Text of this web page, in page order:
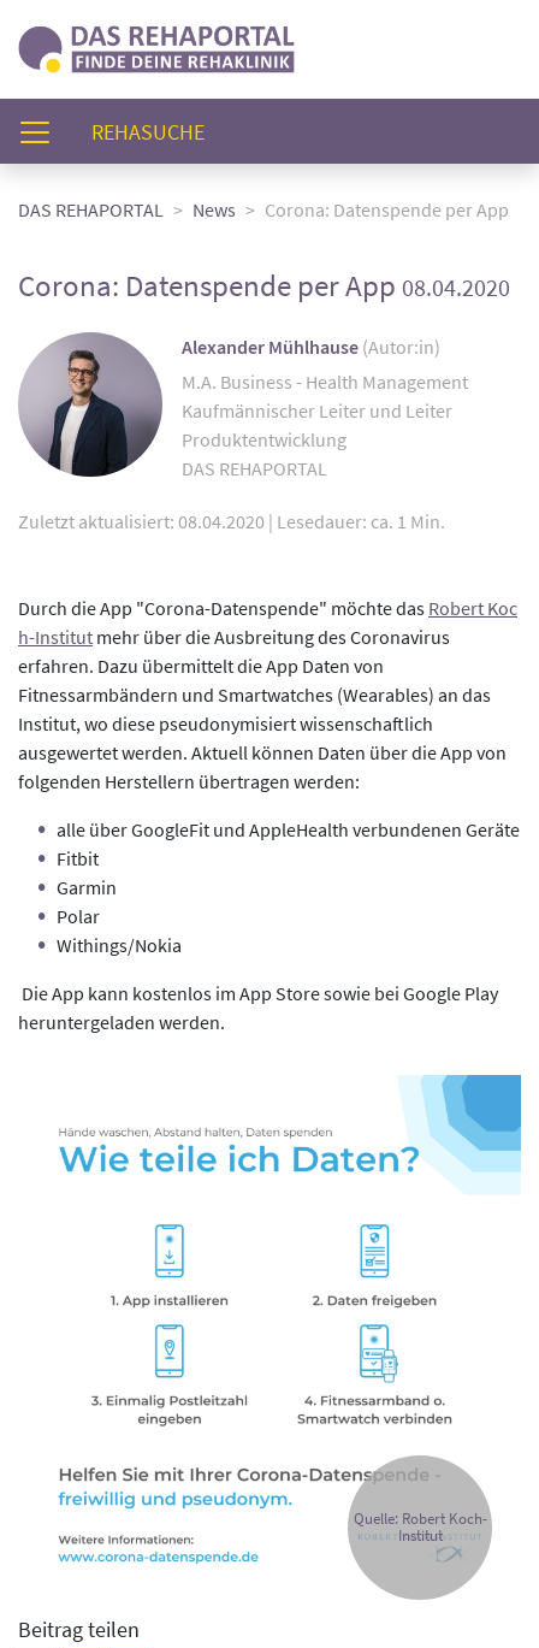
REHASUCHE(AKTUELL)
DAS REHAPORTAL News Corona: Datenspende per App
Corona: Datenspende per App 08.04.2020
Alexander Mühlhause (Autor:in)
M.A. Business - Health Management
Kaufmännischer Leiter und Leiter
Produktentwicklung
DAS REHAPORTAL
Zuletzt aktualisiert: 08.04.2020 | Lesedauer: ca. 1 Min.
Durch die App "Corona-Datenspende" möchte das Robert Koc
h-Institut mehr über die Ausbreitung des Coronavirus
erfahren. Dazu übermittelt die App Daten von
Fitnessarmbändern und Smartwatches (Wearables) an das
Institut, wo diese pseudonymisiert wissenschaftlich
ausgewertet werden. Aktuell können Daten über die App von
folgenden Herstellern übertragen werden:
alle über GoogleFit und AppleHealth verbundenen Geräte
Fitbit
Garmin
Polar
Withings/Nokia
Die App kann kostenlos im App Store sowie bei Google Play
heruntergeladen werden.
Quelle: Robert Koch-
Institut
Beitrag teilen